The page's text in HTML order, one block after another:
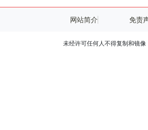
网站简介 免责
未经许可任何人不得复制和镜